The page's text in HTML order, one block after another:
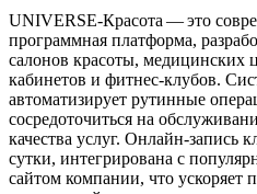
UNIVERSE‑Красота — это
программная платформа,
салонов красоты, медицинских
кабинетов и фитнес‑клубов.
автоматизирует рутинные
сосредоточиться на
качества услуг. Онлайн‑запись
сутки, интегрирована с
сайтом компании, что ускоряет